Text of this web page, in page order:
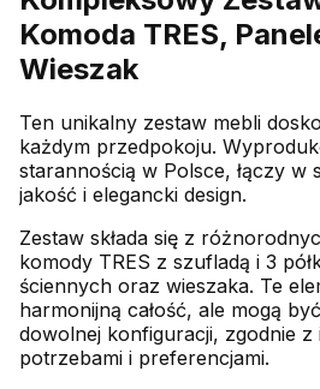
Komoda TRES,
Wieszak
Ten unikalny zestaw mebli
każdym przedpokoju.
starannością w Polsce, łączy w
jakość i elegancki design.
Zestaw składa się z
komody TRES z szufladą i 3
ściennych oraz wieszaka. Te
harmonijną całość, ale mogą
dowolnej konfiguracji, zgodnie z
potrzebami i preferencjami.